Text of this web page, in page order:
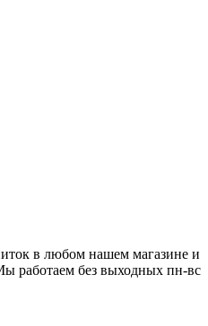
в любом нашем магазине и
работаем без выходных пн-вс